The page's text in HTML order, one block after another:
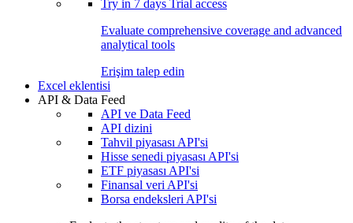
Try in 7 days Trial access
Evaluate comprehensive coverage and advanced
analytical tools
Erişim talep edin
Excel eklentisi
API & Data Feed
API ve Data Feed
API dizini
Tahvil piyasası API'si
Hisse senedi piyasası API'si
ETF piyasası API'si
Finansal veri API'si
Borsa endeksleri API'si